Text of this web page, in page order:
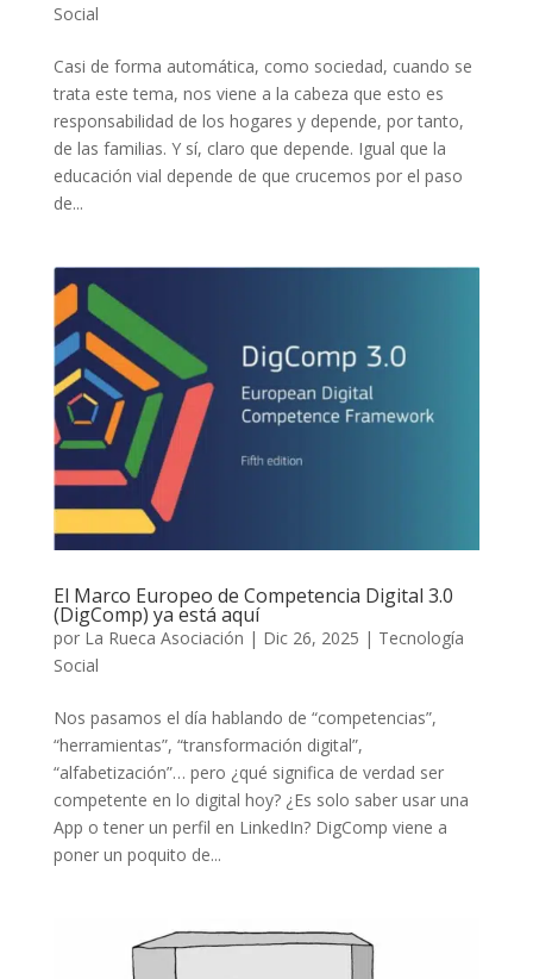
Social
Casi de forma automática, como sociedad, cuando se
trata este tema, nos viene a la cabeza que esto es
responsabilidad de los hogares y depende, por tanto,
de las familias. Y sí, claro que depende. Igual que la
educación vial depende de que crucemos por el paso
de...
El Marco Europeo de Competencia Digital 3.0
(DigComp) ya está aquí
por La Rueca Asociación | Dic 26, 2025 | Tecnología
Social
Nos pasamos el día hablando de “competencias”,
“herramientas”, “transformación digital”,
“alfabetización”… pero ¿qué significa de verdad ser
competente en lo digital hoy? ¿Es solo saber usar una
App o tener un perfil en LinkedIn? DigComp viene a
poner un poquito de...